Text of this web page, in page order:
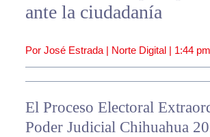
ante la ciudadanía
Por José Estrada | Norte Digital | 1:44 pm
El Proceso Electoral
Poder Judicial Chihuahua